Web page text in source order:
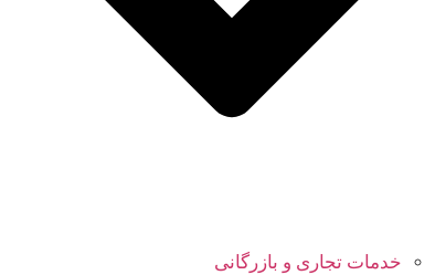
خدمات تجاری و بازرگانی